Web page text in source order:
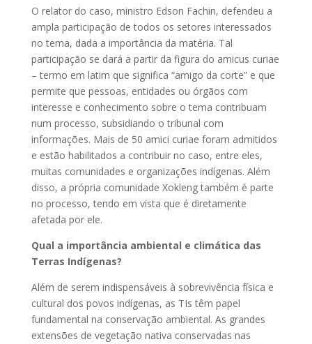
O relator do caso, ministro Edson Fachin, defendeu a
ampla participação de todos os setores interessados
no tema, dada a importância da matéria. Tal
participação se dará a partir da figura do amicus curiae
– termo em latim que significa “amigo da corte” e que
permite que pessoas, entidades ou órgãos com
interesse e conhecimento sobre o tema contribuam
num processo, subsidiando o tribunal com
informações. Mais de 50 amici curiae foram admitidos
e estão habilitados a contribuir no caso, entre eles,
muitas comunidades e organizações indígenas. Além
disso, a própria comunidade Xokleng também é parte
no processo, tendo em vista que é diretamente
afetada por ele.
Qual a importância ambiental e climática das
Terras Indígenas?
Além de serem indispensáveis à sobrevivência física e
cultural dos povos indígenas, as TIs têm papel
fundamental na conservação ambiental. As grandes
extensões de vegetação nativa conservadas nas